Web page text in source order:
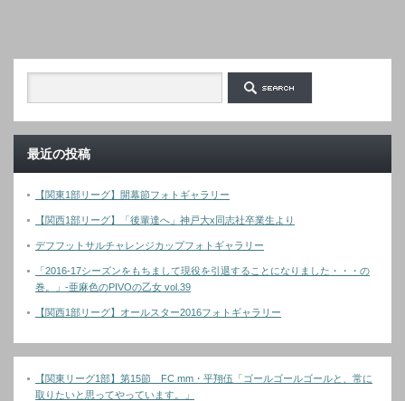
最近の投稿
【関東1部リーグ】開幕節フォトギャラリー
【関西1部リーグ】「後輩達へ」神戸大x同志社卒業生より
デフフットサルチャレンジカップフォトギャラリー
「2016-17シーズンをもちまして現役を引退することになりました・・・の
巻。」-亜麻色のPIVOの乙女 vol.39
【関西1部リーグ】オールスター2016フォトギャラリー
【関東リーグ1部】第15節 FC mm・平翔伍「ゴールゴールゴールと、常に
取りたいと思ってやっています。」